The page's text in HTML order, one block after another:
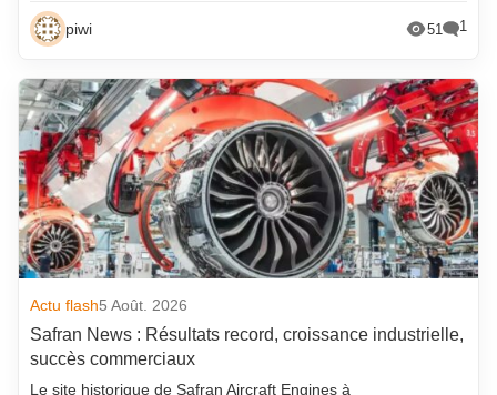
piwi 51 1
Actu flash5 Août. 2026
Safran News : Résultats record, croissance industrielle,
succès commerciaux
Le site historique de Safran Aircraft Engines à